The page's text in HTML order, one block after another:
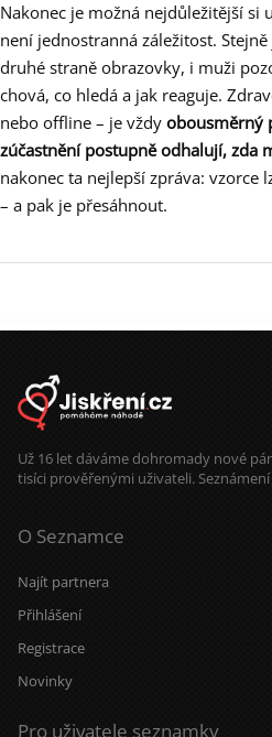
Nakonec je možná nejdůležitější si
není jednostranná záležitost.
druhé straně obrazovky, i muži
chová, co hledá a jak reaguje.
nebo offline – je vždy obousměrný
zúčastnění postupně odhalují, zda
nakonec ta nejlepší zpráva: vzorce
– a pak je přesáhnout.
Už 16 let dáváme dohromady nové
tisíci prověřenými uživateli.
O Seznamce
Najít partnera
Přihlášení
Registrace
Novinky
Pro uživatele seznamky